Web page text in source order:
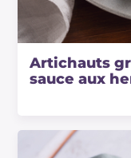
Artichauts
sauce aux